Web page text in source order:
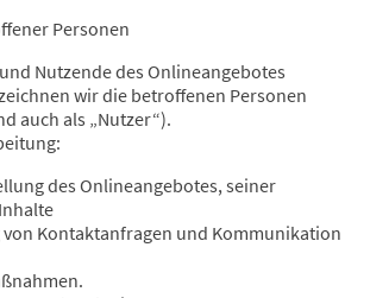
Personen
Nutzende des Onlineangebotes
wir die betroffenen Personen
auch als „Nutzer“).
des Onlineangebotes, seiner
Kontaktanfragen und Kommunikation